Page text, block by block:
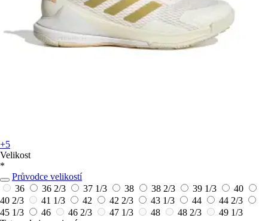
+5
Velikost
*
Průvodce velikostí
36
36 2/3 37 1/3 38 38 2/3 39 1/3
40
40 2/3
41 1/3 42 42 2/3 43 1/3 44
44 2/3
45 1/3
46 46 2/3 47 1/3 48 48 2/3
49 1/3